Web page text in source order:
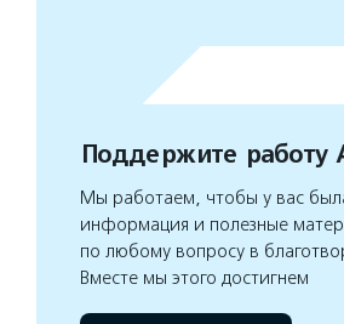
Поддержите работу
Мы работаем, чтобы у вас
информация и полезные
по любому вопросу в
Вместе мы этого достигнем